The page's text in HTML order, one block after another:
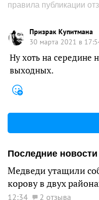
правила публикации
Призрак Купитмана
30 марта 2021 в
Ну хоть на середине
выходных.
Последние новости
Медведи утащили
корову в двух
12:34 2 отзыва